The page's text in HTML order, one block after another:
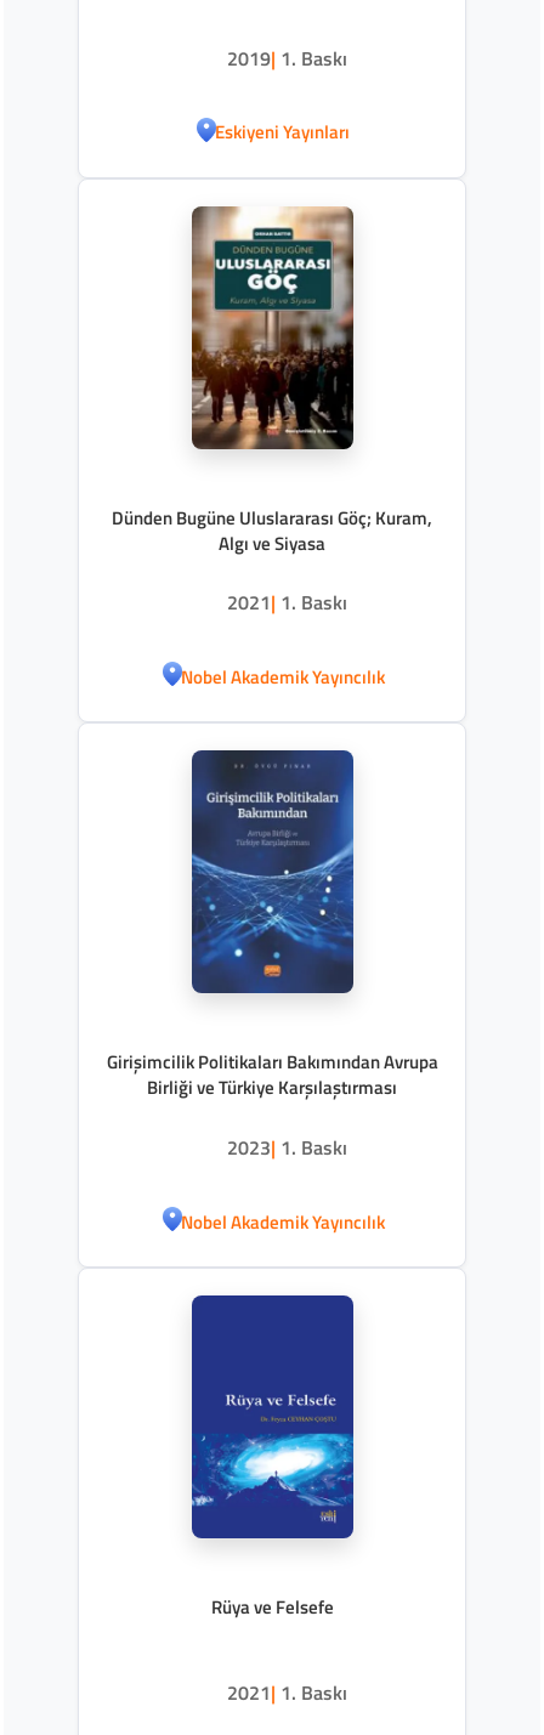
2019| 1. Baskı
Eskiyeni Yayınları
Dünden Bugüne Uluslararası Göç; Kuram,
Algı ve Siyasa
2021| 1. Baskı
Nobel Akademik Yayıncılık
Girişimcilik Politikaları Bakımından Avrupa
Birliği ve Türkiye Karşılaştırması
2023| 1. Baskı
Nobel Akademik Yayıncılık
Rüya ve Felsefe
2021| 1. Baskı